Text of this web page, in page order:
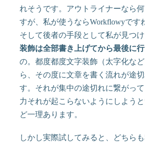
れそうです。アウトライナーなら
すが、私が使うならWorkflowyです
そして後者の手段として私が見つけ
装飾は全部書き上げてから最後に行
の。都度都度文字装飾（太字化な
ら、その度に文章を書く流れが途
す。それが集中の途切れに繋がっ
力それが起こらないようにしよう
ど一理あります。
しかし実際試してみると、どちら